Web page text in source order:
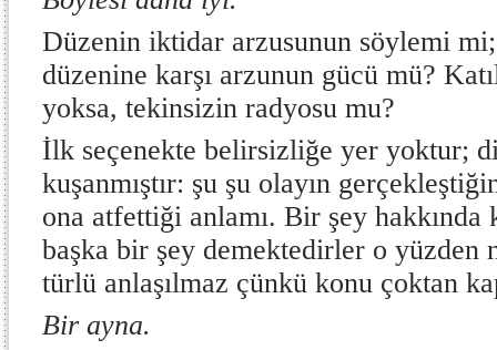
Düzenin iktidar arzusunun söylemi
düzenine karşı arzunun gücü mü?
yoksa, tekinsizin radyosu mu?
İlk seçenekte belirsizliğe yer yoktur;
kuşanmıştır: şu şu olayın
ona atfettiği anlamı. Bir şey hakkında
başka bir şey demektedirler o yüzden
türlü anlaşılmaz çünkü konu çoktan
Bir ayna.